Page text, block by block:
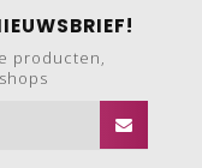
producten,